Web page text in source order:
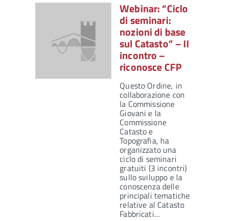
Webinar: “Ciclo
di seminari:
nozioni di base
sul Catasto” – II
incontro –
riconosce CFP
Questo Ordine, in
collaborazione con
la Commissione
Giovani e la
Commissione
Catasto e
Topografia, ha
organizzato una
ciclo di seminari
gratuiti (3 incontri)
sullo sviluppo e la
conoscenza delle
principali tematiche
relative al Catasto
Fabbricati…